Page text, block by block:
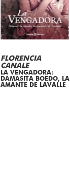
FLORENCIA
CANALE
LA VENGADORA:
DAMASITA BOEDO, LA
AMANTE DE LAVALLE